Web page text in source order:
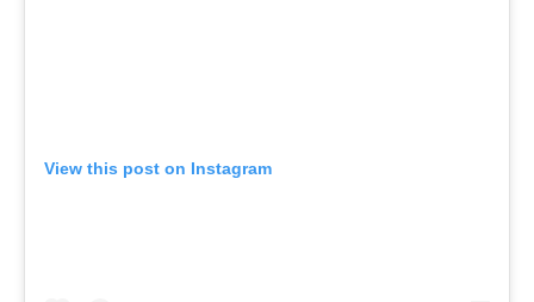
View this post on Instagram